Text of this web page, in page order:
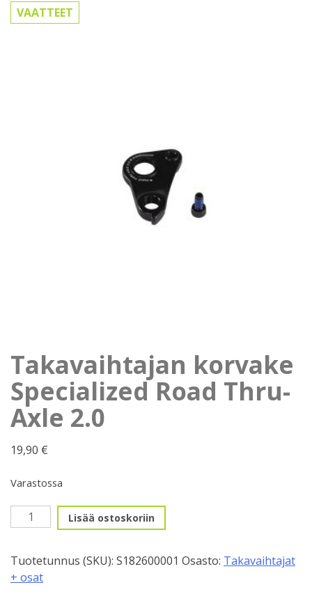
VAATTEET
Takavaihtajan korvake
Specialized Road Thru-
Axle 2.0
19,90 €
Varastossa
Takavaihtajan
korvake
Road
Thru-
Lisää ostoskoriin
Tuotetunnus (SKU): S182600001 Osasto: Takavaihtajat
+ osat